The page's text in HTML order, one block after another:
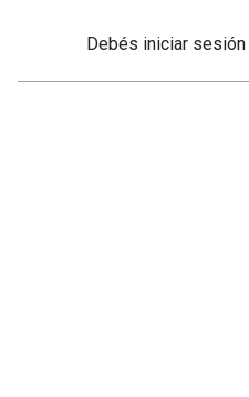
Debés iniciar sesión